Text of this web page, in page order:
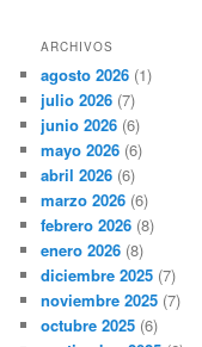
ARCHIVOS
agosto 2026 (1)
julio 2026 (7)
junio 2026 (6)
mayo 2026 (6)
abril 2026 (6)
marzo 2026 (6)
febrero 2026 (8)
enero 2026 (8)
diciembre 2025 (7)
noviembre 2025 (7)
octubre 2025 (6)